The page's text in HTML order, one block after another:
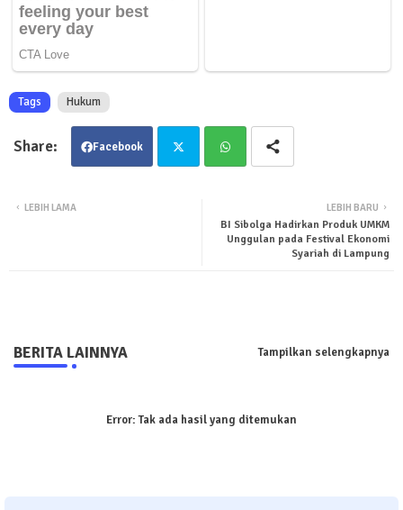
Tags Hukum
Facebook
tsa
LEBIH BARU
BI Sibolga Hadirkan Produk UMKM
Unggulan pada Festival Ekonomi
Syariah di Lampung
LEBIH LAMA
BERITA LAINNYA Tampilkan selengkapnya
Error:Tak ada hasil yang ditemukan